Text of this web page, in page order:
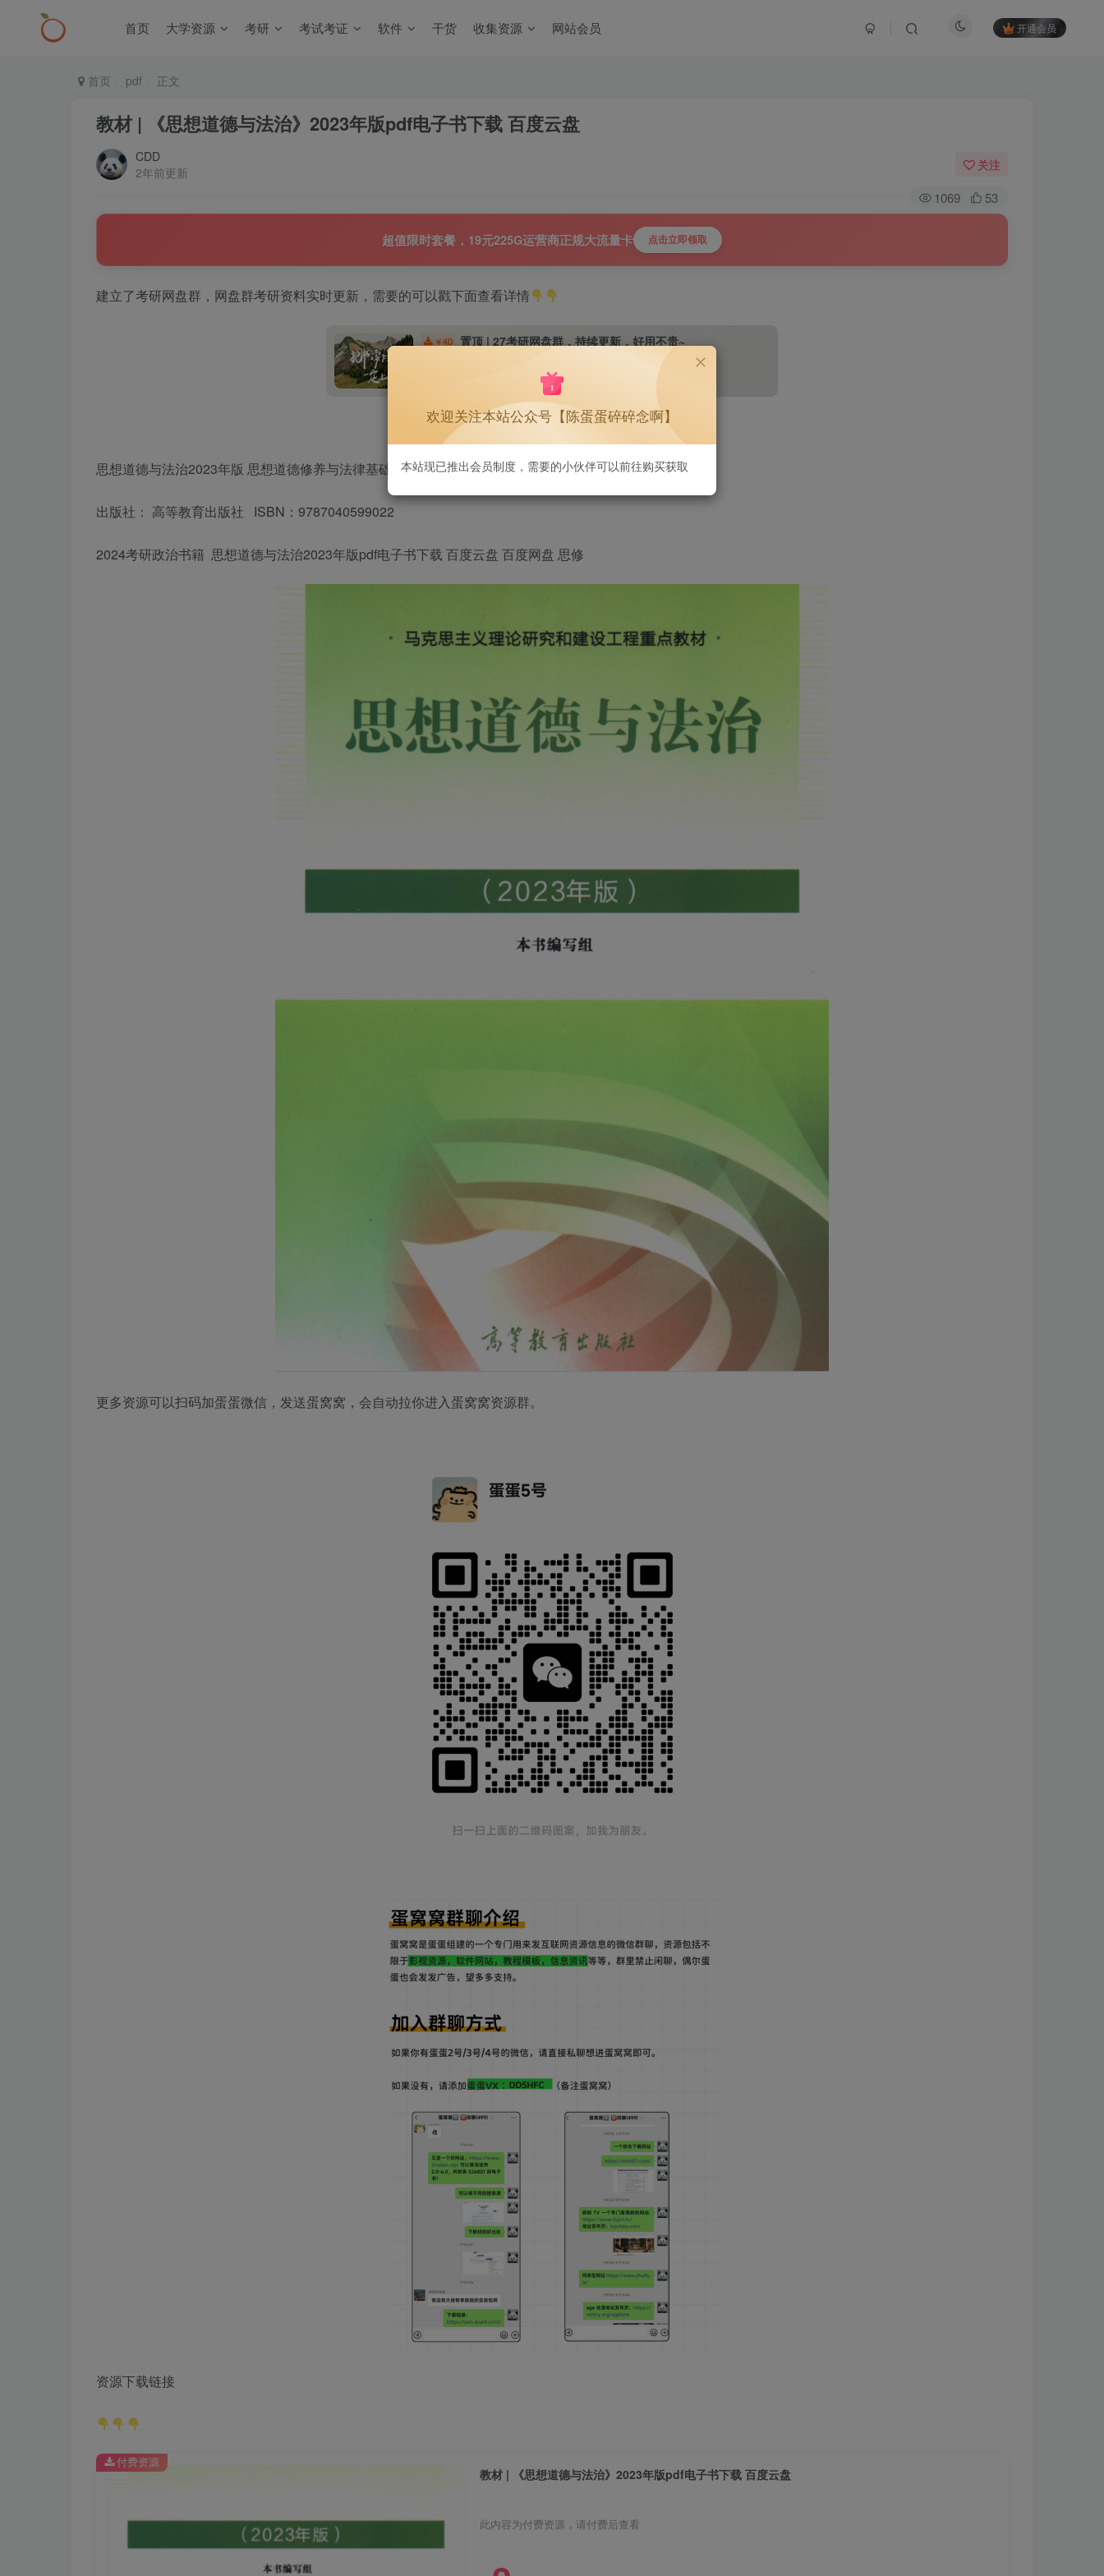
首页 大学资源 考研 考试考证 软件 干货 收集资源 网站会员 开通会员
首页 pdf 正文
教材 | 《思想道德与法治》2023年版pdf电子书下载 百度云盘
CDD
2年前更新
关注
1069 53
超值限时套餐，19元225G运营商正规大流量卡 点击立即领取
建立了考研网盘群，网盘群考研资料实时更新，需要的可以戳下面查看详情
￥40 置顶 | 27考研网盘群，持续更新，好用不贵~
思想道德与法治2023年版 思想道德修养与法律基础2021升级版 新版两课教材 马工程重点教材 思修2023版
出版社： 高等教育出版社 ISBN：9787040599022
2024考研政治书籍 思想道德与法治2023年版pdf电子书下载 百度云盘 百度网盘 思修
更多资源可以扫码加蛋蛋微信，发送蛋窝窝，会自动拉你进入蛋窝窝资源群。
资源下载链接
教材 | 《思想道德与法治》2023年版pdf电子书下载 百度云盘
此内容为付费资源，请付费后查看
付费资源
欢迎关注本站公众号【陈蛋蛋碎碎念啊】
本站现已推出会员制度，需要的小伙伴可以前往购买获取